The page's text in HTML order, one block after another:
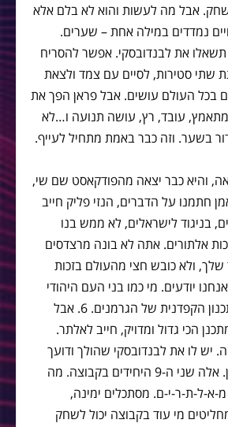
כל משחק. אבל מה לעשות והוא לא בלם אלא
נמדדים במילה אחת – שערים.
את לבנדובסקי. אפשר להסריח
סטירות, לסיים עם צמד ולצאת
בכל העולם עושים. אבל פראן הפך את
עובד, רץ, עושה תנועה ו…לא
בשער. וזה כבר באמת מתחיל לעייף.
והיא כבר יצאה מהפודקאסט שם שי,
חתמנו על הדברים, הנזי פליק חייב
בניגוד לישראלים, לא ממש בנו
אלתורים. אתה לא בונה מרצדסים
שלך, ולא כובש חצי מהעולם בזכות
יודעים. מי כמו בני העם היהודי
מכירים את יכולת התכנון הקפדנית של הגרמנים. 6. אבל
הכי גדול ומדויק, חייב לאלתר.
יש לו את לבנדובסקי שהולך ודועך
מול עינינו, ואת פראן. אלה שני ה-9 היחידים בקבוצה. מה
א-ל-ת-ר-י-ם. מסתכלים ימינה,
מי עוד בקבוצה יכול לשחק